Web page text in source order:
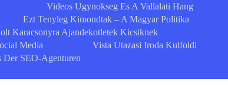
Videos Ugynokseg Es A Vallalati Hang
Ezt Tenyleg Kimondtak – A Magyar Politika
Karacsonyra Ajandekotletek Kicsiknek
Media
Vista Utazasi Iroda Kulfoldi
Der SEO-Agenturen